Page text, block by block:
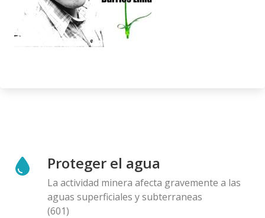
Proteger el agua
La actividad minera afecta gravemente a las
aguas superficiales y subterraneas
(601)